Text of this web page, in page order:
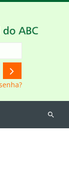
Acessar
Buscar